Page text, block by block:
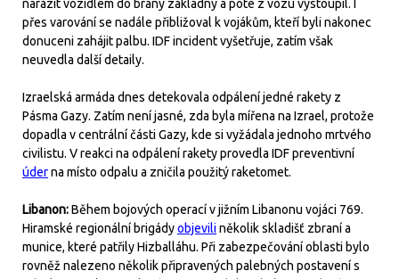
narazit vozidlem do brány základny a poté z vozu vystoupil. I
přes varování se nadále přibližoval k vojákům, kteří byli nakonec
donuceni zahájit palbu. IDF incident vyšetřuje, zatím však
neuvedla další detaily.
Izraelská armáda dnes detekovala odpálení jedné rakety z
Pásma Gazy. Zatím není jasné, zda byla mířena na Izrael, protože
dopadla v centrální části Gazy, kde si vyžádala jednoho mrtvého
civilistu. V reakci na odpálení rakety provedla IDF preventivní
úderna místo odpalu a zničila použitý raketomet.
Libanon:Během bojových operací v jižním Libanonu vojáci 769.
Hiramské regionální brigádyobjeviliněkolik skladišť zbraní a
munice, které patřily Hizballáhu. Při zabezpečování oblasti bylo
rovněž nalezeno několik připravených palebných postavení s